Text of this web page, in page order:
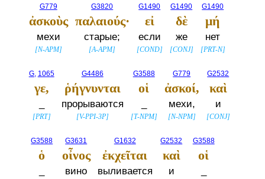
G779
ἀσκοὺς
мехи
[N-APM]
G3820
παλαιούς·
старые;
[A-APM]
G1490
εἰ
если
[COND]
G1490
δὲ
же
[CONJ]
G1490
μή
нет
[PRT-N]
G, 1065
γε,
[PRT]
G4486
ῥήγνυνται
прорываются
[V-PPI-3P]
G3588
οἱ
[T-NPM]
G779
ἀσκοί,
мехи,
[N-NPM]
G2532
καὶ
и
[CONJ]
G3588
ὁ
G3631
οἶνος
вино
G1632
ἐκχεῖται
выливается
G2532
καὶ
и
G3588
οἱ